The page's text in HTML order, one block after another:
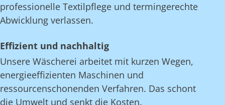
professionelle Textilpflege und termingerechte
Abwicklung verlassen.
Effizient und nachhaltig
Unsere Wäscherei arbeitet mit kurzen Wegen,
energieeffizienten Maschinen und
ressourcenschonenden Verfahren. Das schont
die Umwelt und senkt die Kosten.